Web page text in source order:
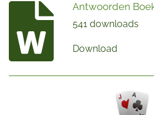
Antwoorden
541 downloads
Download